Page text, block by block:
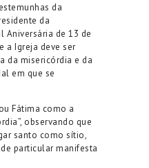
da
da
Aniversária de 13 de
a Igreja deve ser
da misericórdia e da
em que se
Fátima como a
observando que
santo como sítio,
particular manifesta